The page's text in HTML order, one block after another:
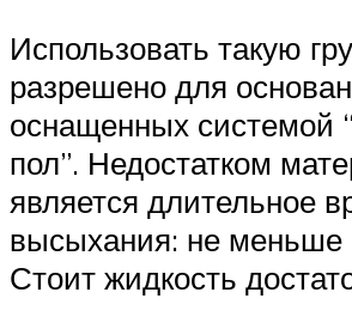
Использовать такую
разрешено для
оснащенных системой
пол”. Недостатком
является длительное
высыхания: не меньше
Стоит жидкость